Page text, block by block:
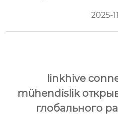
2025-
linkhive
mühendislik
глобального